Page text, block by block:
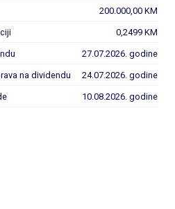
200.000,00 KM
0,2499 KM
27.07.2026. godine
na dividendu 24.07.2026. godine
10.08.2026. godine